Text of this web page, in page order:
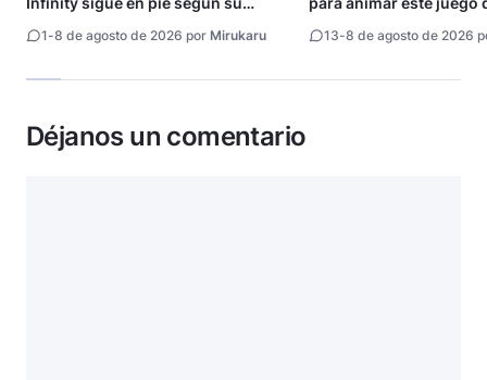
1-8 de agosto de 2026 por Mirukaru 13-8 de agosto de 2026
Déjanos un comentario